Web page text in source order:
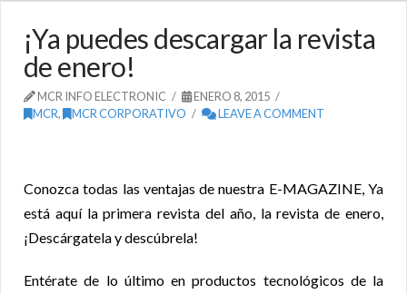
¡Ya puedes descargar la revista
de enero!
MCR INFO ELECTRONIC
ENERO 8, 2015
MCR, MCR CORPORATIVO LEAVE A COMMENT
Conozca todas las ventajas de nuestra E-MAGAZINE, Ya
está aquí la primera revista del año, la revista de enero,
¡Descárgatela y descúbrela!
Entérate de lo último en productos tecnológicos de la